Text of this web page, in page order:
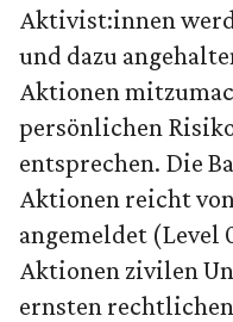
Aktivist:innen
und dazu
Aktionen
persönlichen
entsprechen. Die
Aktionen reicht
angemeldet (Level
Aktionen zivilen
ernsten